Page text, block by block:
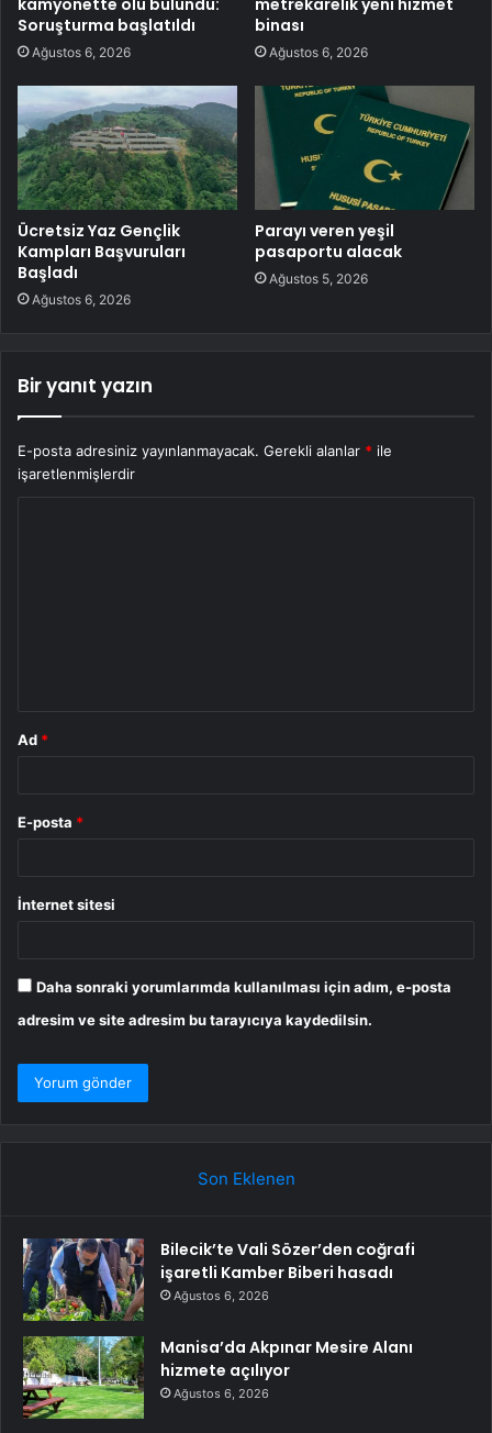
kamyonette ölü bulundu:
Soruşturma başlatıldı
Ağustos 6, 2026
metrekarelik yeni hizmet
binası
Ağustos 6, 2026
Ücretsiz Yaz Gençlik
Kampları Başvuruları
Başladı
Ağustos 6, 2026
Parayı veren yeşil
pasaportu alacak
Ağustos 5, 2026
Bir yanıt yazın
E-posta adresiniz yayınlanmayacak. Gerekli alanlar * ile
işaretlenmişlerdir
Ad *
E-posta *
İnternet sitesi
Daha sonraki yorumlarımda kullanılması için adım, e-posta
adresim ve site adresim bu tarayıcıya kaydedilsin.
Son Eklenen
Bilecik’te Vali Sözer’den coğrafi
işaretli Kamber Biberi hasadı
Ağustos 6, 2026
Manisa’da Akpınar Mesire Alanı
hizmete açılıyor
Ağustos 6, 2026